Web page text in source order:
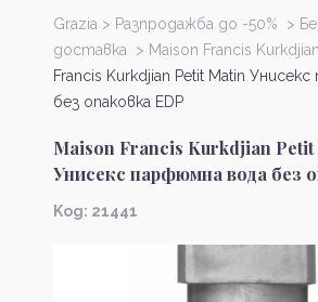
Grazia > Разпродажба до -50% >
доставка > Maison Francis Kurkdjian
Francis Kurkdjian Petit Matin
без опаковка EDP
Maison Francis Kurkdjian Petit
Унисекс парфюмна вода без
Kод: 21441